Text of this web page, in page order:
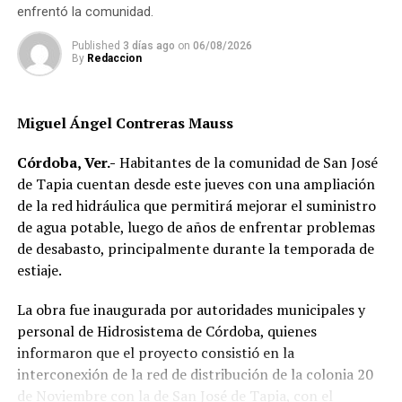
mujeres ejercerlos de manera efectiva, así como
participar en la toma de decisiones y en la construcción
de sus comunidades.
los gobiernos locales y comunitarios en la
transformación de las estructuras que mantienen
desigualdades, además de proponer la innovación como
una herramienta para impulsar políticas públicas con
mayor impacto social.
Al evento acudieron el alcalde de Córdoba, Manuel
Alonso Cerezo; la síndica única, Irene Sedas González;
integrantes del Cabildo, así como la directora del DIF
Municipal, Luz del Carmen Lezama Rodríguez, y la
coordinadora de Bienestar Social, Dennis Araceli Lira
Tosqui.
También participaron Lisset Dalila Rojas Moreno,
enfrentó la comunidad.
Published 3 días ago on 06/08/2026
By Redaccion
Miguel Ángel Contreras Mauss
Córdoba, Ver.- Habitantes de la comunidad de San José
de Tapia cuentan desde este jueves con una ampliación
de la red hidráulica que permitirá mejorar el suministro
de agua potable, luego de años de enfrentar problemas
de desabasto, principalmente durante la temporada de
estiaje.
La obra fue inaugurada por autoridades municipales y
personal de Hidrosistema de Córdoba, quienes
informaron que el proyecto consistió en la
interconexión de la red de distribución de la colonia 20
de Noviembre con la de San José de Tapia, con el